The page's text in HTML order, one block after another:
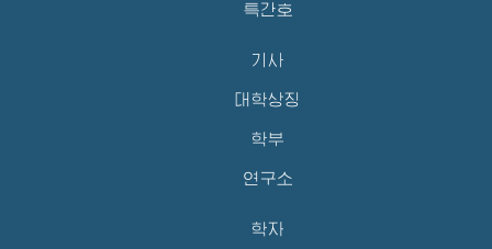
특간호
기사
대학상징
학부
연구소
학자